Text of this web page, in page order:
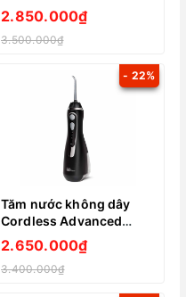
PROESSIONAL MÀU
XANH
2.850.000₫
3.500.000₫
- 22%
Tăm nước không dây
Cordless Advanced
Water Flosser WP-562,
Màu Đen
2.650.000₫
3.400.000₫